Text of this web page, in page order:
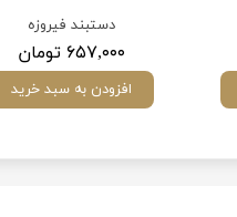
دستبند فیروزه
۶۵۷,۰۰۰ تومان
افزودن به سبد خرید